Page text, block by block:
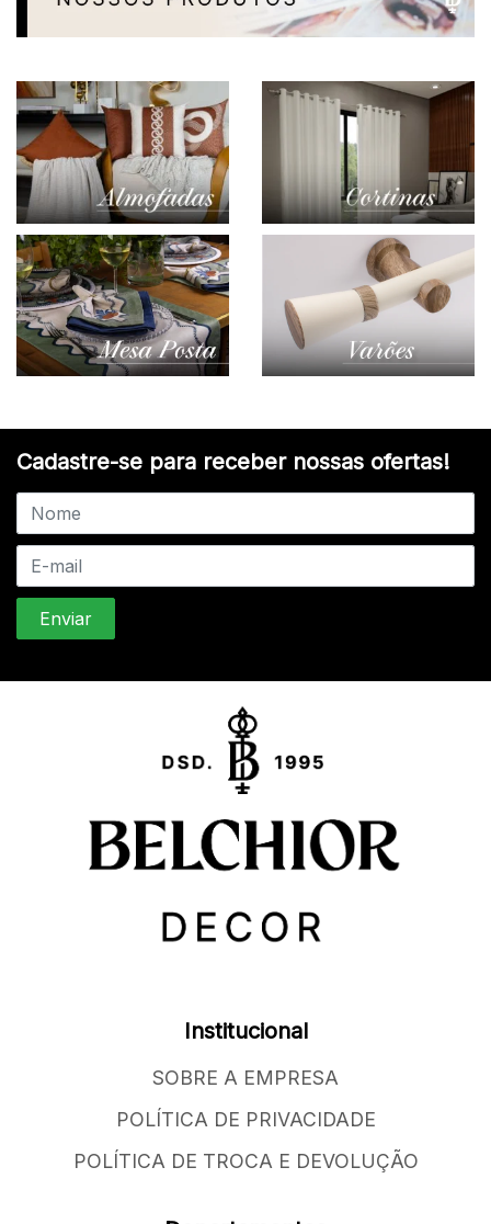
Cadastre-se para receber nossas ofertas!
Institucional
SOBRE A EMPRESA
POLÍTICA DE PRIVACIDADE
POLÍTICA DE TROCA E DEVOLUÇÃO